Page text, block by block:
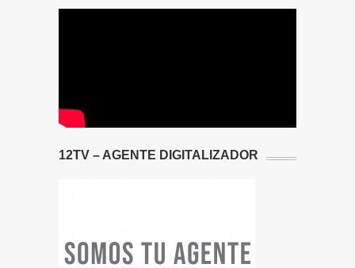
12TV – AGENTE DIGITALIZADOR